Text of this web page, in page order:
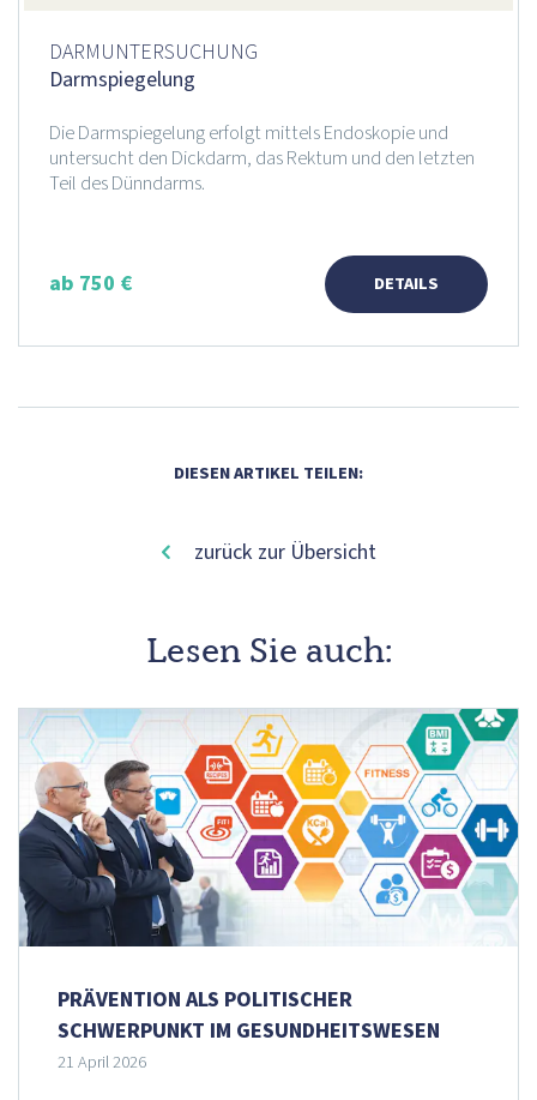
DARMUNTERSUCHUNG
Darmspiegelung
Die Darmspiegelung erfolgt mittels Endoskopie und
untersucht den Dickdarm, das Rektum und den letzten
Teil des Dünndarms.
ab 750 € DETAILS
DIESEN ARTIKEL TEILEN:
zurück zur Übersicht
Lesen Sie auch:
PRÄVENTION ALS POLITISCHER
SCHWERPUNKT IM GESUNDHEITSWESEN
21 April 2026